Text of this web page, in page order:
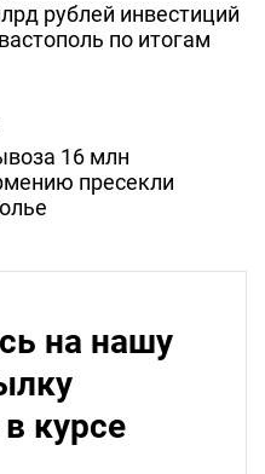
рублей инвестиций
по итогам
16 млн
пресекли
на нашу
курсе